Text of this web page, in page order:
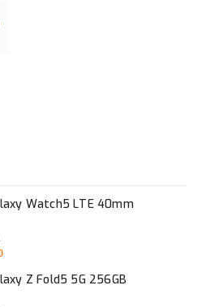
Watch5 LTE 40mm
Z Fold5 5G 256GB